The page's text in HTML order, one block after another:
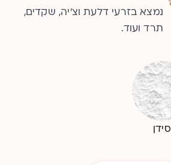
נמצא בזרעי דלעת וצ'יה, שקדים,
תרד ועוד.
נמצא במוצרי חלב, טופו מועשר,
תרד ועוד.
סידן